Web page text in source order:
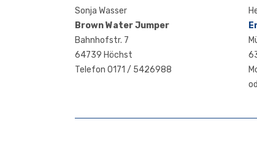
Son­ja Wasser
Brown Water Jumper
Bahn­hofstr. 7
64739 Höchst
Tele­fon 0171 / 5426988